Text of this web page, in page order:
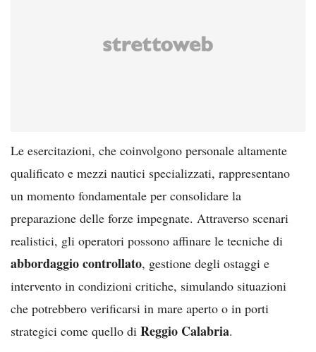
Le esercitazioni, che coinvolgono personale altamente
qualificato e mezzi nautici specializzati, rappresentano
un momento fondamentale per consolidare la
preparazione delle forze impegnate. Attraverso scenari
realistici, gli operatori possono affinare le tecniche di
abbordaggio controllato, gestione degli ostaggi e
intervento in condizioni critiche, simulando situazioni
che potrebbero verificarsi in mare aperto o in porti
strategici come quello di Reggio Calabria.